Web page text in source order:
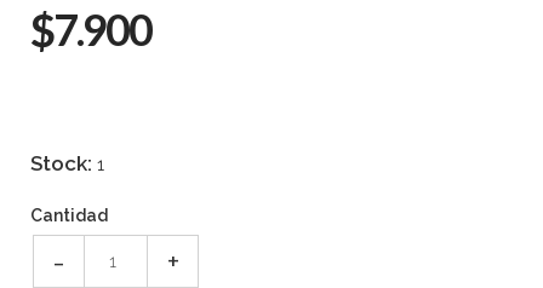
$7.900
Stock: 1
Cantidad
- +